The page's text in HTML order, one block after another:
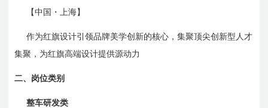
【中国・上海】
作为红旗设计引领品牌美学创新的核心，集聚顶尖创新型人才
集聚，为红旗高端设计提供源动力
二、 岗位类别
整车研发类